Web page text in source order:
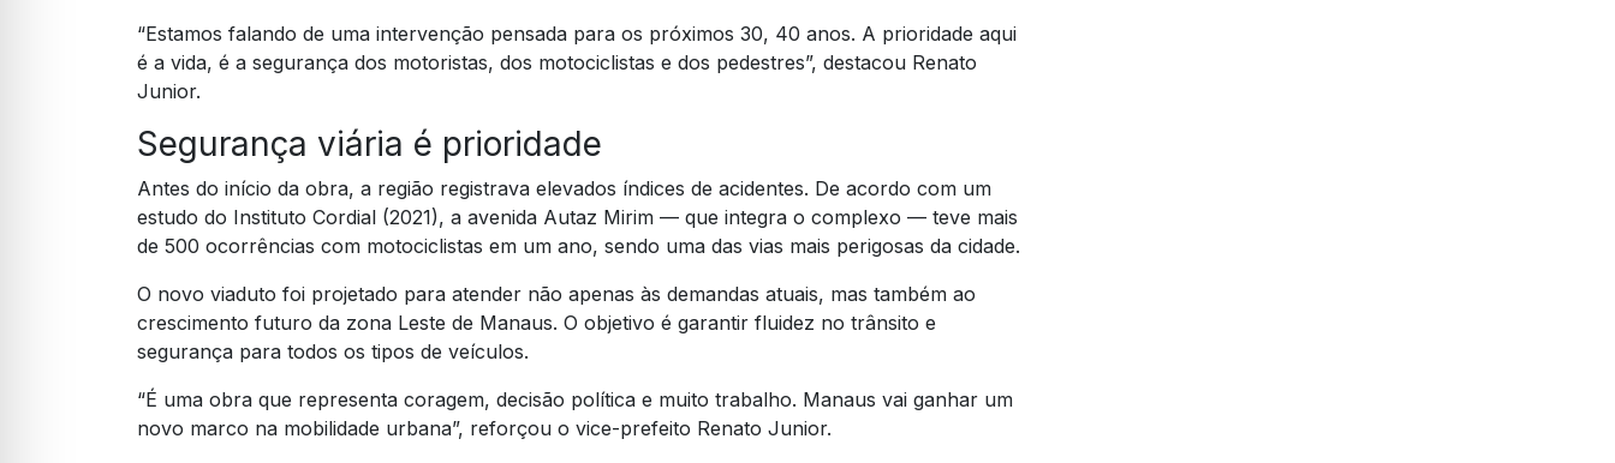
“Estamos falando de uma intervenção pensada para os próximos 30, 40 anos. A prioridade aqui
é a vida, é a segurança dos motoristas, dos motociclistas e dos pedestres”, destacou Renato
Junior.
Segurança viária é prioridade
Antes do início da obra, a região registrava elevados índices de acidentes. De acordo com um
estudo do Instituto Cordial (2021), a avenida Autaz Mirim — que integra o complexo — teve mais
de 500 ocorrências com motociclistas em um ano, sendo uma das vias mais perigosas da cidade.
O novo viaduto foi projetado para atender não apenas às demandas atuais, mas também ao
crescimento futuro da zona Leste de Manaus. O objetivo é garantir fluidez no trânsito e
segurança para todos os tipos de veículos.
“É uma obra que representa coragem, decisão política e muito trabalho. Manaus vai ganhar um
novo marco na mobilidade urbana”, reforçou o vice-prefeito Renato Junior.